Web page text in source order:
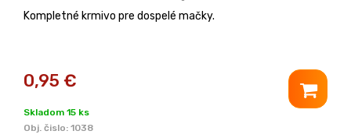
Kompletné krmivo pre dospelé mačky.
0,95 €
Skladom 15 ks
Obj. čislo: 1038